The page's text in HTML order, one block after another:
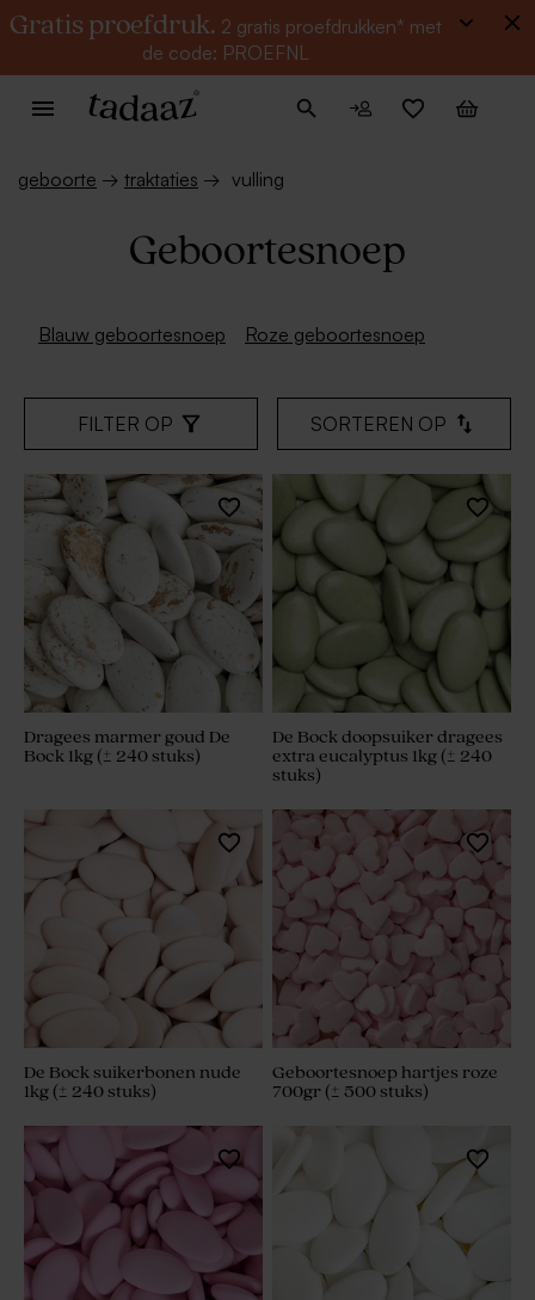
Gratis proefdruk. 2 gratis proefdrukken* met
de code: PROEFNL
geboorte → traktaties → vulling
Geboortesnoep
Blauw geboortesnoep Roze geboortesnoep
FILTER OP SORTEREN OP
Dragees marmer goud De
Bock 1kg (± 240 stuks)
De Bock doopsuiker dragees
extra eucalyptus 1kg (± 240
stuks)
De Bock suikerbonen nude
1kg (± 240 stuks)
Geboortesnoep hartjes roze
700gr (± 500 stuks)